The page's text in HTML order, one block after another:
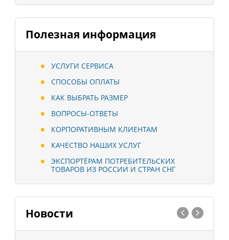
Полезная информация
УСЛУГИ СЕРВИСА
СПОСОБЫ ОПЛАТЫ
КАК ВЫБРАТЬ РАЗМЕР
ВОПРОСЫ-ОТВЕТЫ
КОРПОРАТИВНЫМ КЛИЕНТАМ
КАЧЕСТВО НАШИХ УСЛУГ
ЭКСПОРТЁРАМ ПОТРЕБИТЕЛЬСКИХ
ТОВАРОВ ИЗ РОССИИ И СТРАН СНГ
Новости